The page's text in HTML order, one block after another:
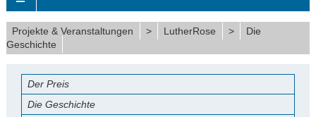
Projekte & Veranstaltungen > LutherRose >
Die
Geschichte
Der Preis
Die Geschichte